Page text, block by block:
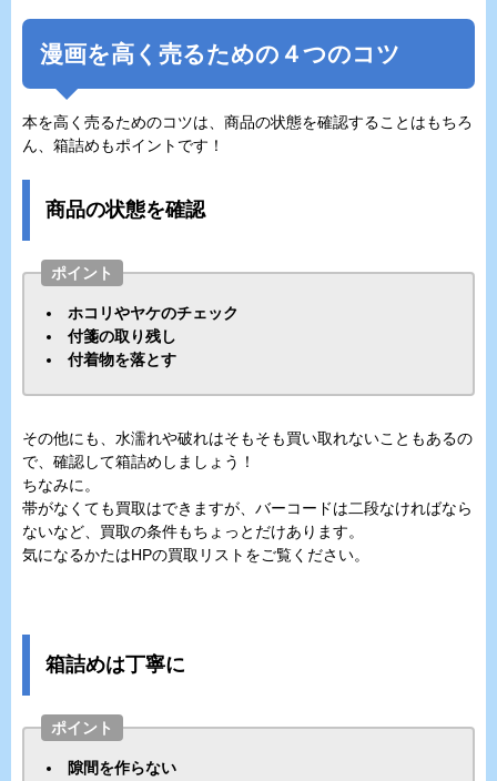
漫画を高く売るための４つのコツ
本を高く売るためのコツは、商品の状態を確認することはもちろ
ん、箱詰めもポイントです！
商品の状態を確認
ポイント
ホコリやヤケのチェック
付箋の取り残し
付着物を落とす
その他にも、水濡れや破れはそもそも買い取れないこともあるの
で、確認して箱詰めしましょう！
ちなみに。
帯がなくても買取はできますが、バーコードは二段なければなら
ないなど、買取の条件もちょっとだけあります。
気になるかたはHPの買取リストをご覧ください。
箱詰めは丁寧に
ポイント
隙間を作らない